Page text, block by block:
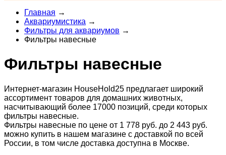
Главная →
Аквариумистика →
Фильтры для аквариумов →
Фильтры навесные
Фильтры навесные
Интернет-магазин HouseHold25 предлагает широкий
ассортимент товаров для домашних животных,
насчитывающий более 17000 позиций, среди которых
фильтры навесные.
Фильтры навесные по цене от 1 778 руб. до 2 443 руб.
можно купить в нашем магазине с доставкой по всей
России, в том числе доставка доступна в Москве.